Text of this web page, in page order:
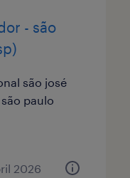
- são
são josé
paulo
2026